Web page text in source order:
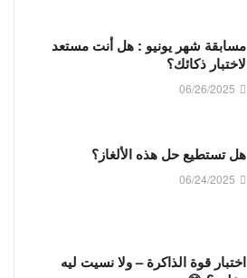
مسابقة شهر يونيو : هل أنت مستعد
لاختبار ذكائك؟
06/26/2025
هل تستطيع حل هذه الألغاز؟
06/24/2025
اختبار قوة الذاكرة – ولا نسيت ليه